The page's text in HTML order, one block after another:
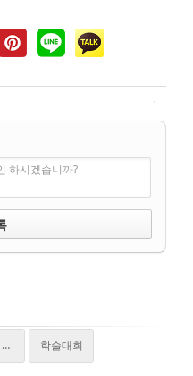
하시겠습니까?
신앙과 학문 학술대회